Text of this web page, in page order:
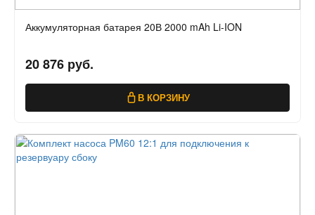
Аккумуляторная батарея 20В 2000 mAh Li-ION
20 876 руб.
В КОРЗИНУ